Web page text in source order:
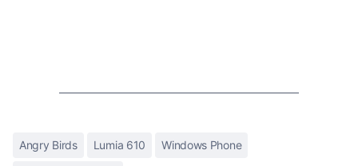
Angry Birds Lumia 610 Windows Phone